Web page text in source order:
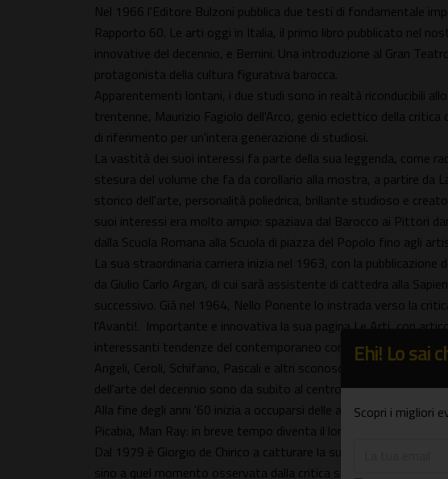
Nel 1966 l'Editore Bulzoni pubblica due testi di fondamentale
Rapporto 60. Le arti oggi in Italia, il primo libro pubblicato nel
innovative del decennio, e Bernini. Una introduzione al Gran
protagonista della cultura figurativa barocca.
Apparentementi lontani, i due studi sono in realtà riconducibili
trentenne, Maurizio Fagiolo dell'Arco, genio eclettico della
di riferimento per un'intera generazione di studiosi.
La vastità dei suoi interessi fa parte della sua leggenda, come
stesura del volume che fa da corollario alla mostra, a partire da
storico dell'arte, personalità poliedrica, brillante studioso e
suoi interessi era molto ampio: spaziava dal Barocco ai Pittori
dalla Scuola Romana alla Scuola di piazza del Popolo fino agli
La sua straordinaria carriera inizia nel 1963, con la
da Giulio Carlo Argan, di cui sarà assistente di cattedra alla
successivo. Già nel 1964, Nello Ponente lo instrada verso la
l'Avanti!. Importante e innovativa la sua pagina Le Arti, con
interessanti tendenze del contemporaneo commentati da
Angeli, Ceroli, Schifano, Pascali e altri sconosciuti emergenti che
dell'arte del decennio sono da subito al centro del suo interesse.
Alla fine degli anni '60 inizia a occuparsi delle avanguardie di
Picabia, Man Ray: in breve tempo diventa il loro studioso di
Dal 1979 è Giorgio de Chirico a catturare la sua attenzione. In
sino a quel momento osservata dalla critica solo nella fase
Ehi! Lo sai
Scopri i migliori